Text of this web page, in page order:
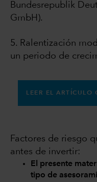
Bundesrepublik
GmbH).
5. Ralentización
un periodo de
LEER EL ARTÍCULO
Factores de riesgo
antes de invertir:
El presente
tipo de